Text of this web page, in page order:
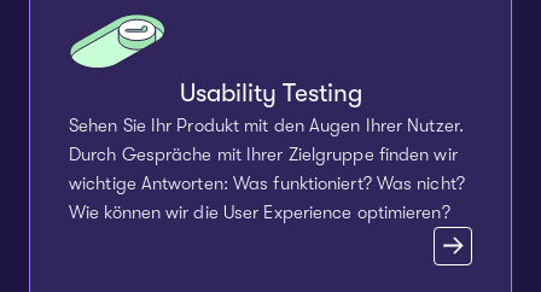
Usability Testing
Sehen Sie Ihr Produkt mit den Augen Ihrer Nutzer.
Durch Gespräche mit Ihrer Zielgruppe finden wir
wichtige Antworten: Was funktioniert? Was nicht?
Wie können wir die User Experience optimieren?